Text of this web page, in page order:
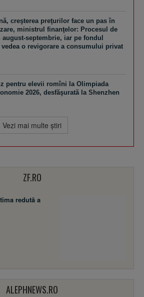
creşterea preţurilor face un pas în
ministrul finanţelor: Procesul de
septembrie, iar pe fondul
o revigorare a consumului privat
pentru elevii romîni la Olimpiada
2026, desfăşurată la Shenzhen
Vezi mai multe ştiri
ZF.RO
redută a
ALEPHNEWS.RO